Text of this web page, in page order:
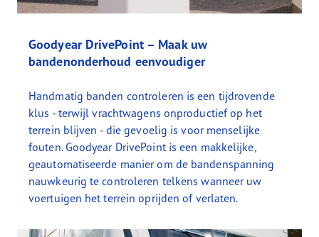
Goodyear DrivePoint – Maak uw
bandenonderhoud eenvoudiger
Handmatig banden controleren is een tijdrovende
klus - terwijl vrachtwagens onproductief op het
terrein blijven - die gevoelig is voor menselijke
fouten. Goodyear DrivePoint is een makkelijke,
geautomatiseerde manier om de bandenspanning
nauwkeurig te controleren telkens wanneer uw
voertuigen het terrein oprijden of verlaten.